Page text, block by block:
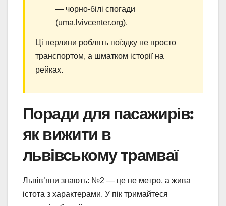
— чорно-білі спогади
(uma.lvivcenter.org).
Ці перлини роблять поїздку не просто
транспортом, а шматком історії на
рейках.
Поради для пасажирів:
як вижити в
львівському трамваї
Львів’яни знають: №2 — це не метро, а жива
істота з характерами. У пік тримайтеся